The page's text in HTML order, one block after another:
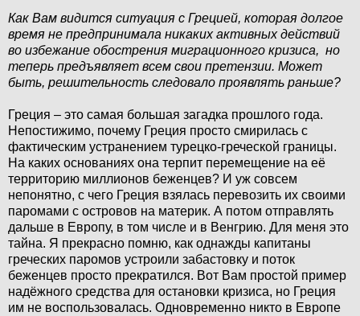
Как Вам видится ситуация с Грецией, которая долгое
время не предпринимала никаких активных действий
во избежание обострения миграционного кризиса, но
теперь предъявляет всем свои претензии. Может
быть, решительность следовало проявлять раньше?
Греция – это самая большая загадка прошлого года.
Непостижимо, почему Греция просто смирилась с
фактическим устранением турецко-греческой границы.
На каких основаниях она терпит перемещение на её
территорию миллионов беженцев? И уж совсем
непонятно, с чего Греция взялась перевозить их своими
паромами с островов на материк. А потом отправлять
дальше в Европу, в том числе и в Венгрию. Для меня это
тайна. Я прекрасно помню, как однажды капитаны
греческих паромов устроили забастовку и поток
беженцев просто прекратился. Вот Вам простой пример
надёжного средства для остановки кризиса, но Греция
им не воспользовалась. Одновременно никто в Европе